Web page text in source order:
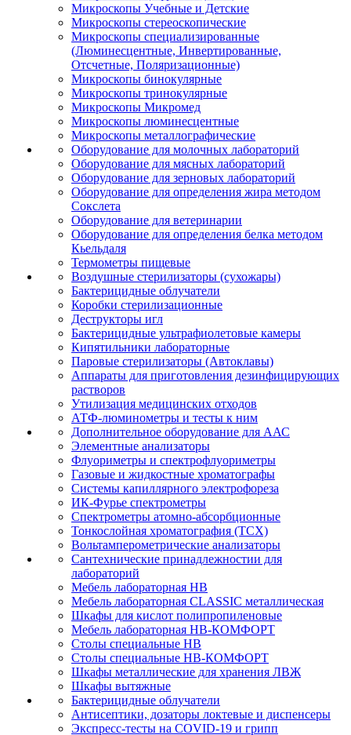
Микроскопы Учебные и Детские
Микроскопы стереоскопические
Микроскопы специализированные
(Люминесцентные, Инвертированные,
Отсчетные, Поляризационные)
Микроскопы бинокулярные
Микроскопы тринокулярные
Микроскопы Микромед
Микроскопы люминесцентные
Микроскопы металлографические
Оборудование для молочных лабораторий
Оборудование для мясных лабораторий
Оборудование для зерновых лабораторий
Оборудование для определения жира методом
Сокслета
Оборудование для ветеринарии
Оборудование для определения белка методом
Кьельдаля
Термометры пищевые
Воздушные стерилизаторы (сухожары)
Бактерицидные облучатели
Коробки стерилизационные
Деструкторы игл
Бактерицидные ультрафиолетовые камеры
Кипятильники лабораторные
Паровые стерилизаторы (Автоклавы)
Аппараты для приготовления дезинфицирующих
растворов
Утилизация медицинских отходов
АТФ-люминометры и тесты к ним
Дополнительное оборудование для ААС
Элементные анализаторы
Флуориметры и спектрофлуориметры
Газовые и жидкостные хроматографы
Системы капиллярного электрофореза
ИК-Фурье спектрометры
Спектрометры атомно-абсорбционные
Тонкослойная хроматография (ТСХ)
Вольтамперометрические анализаторы
Сантехнические принадлежностии для
лабораторий
Мебель лабораторная НВ
Мебель лабораторная CLASSIC металлическая
Шкафы для кислот полипропиленовые
Мебель лабораторная НВ-КОМФОРТ
Столы специальные НВ
Столы специальные НВ-КОМФОРТ
Шкафы металлические для хранения ЛВЖ
Шкафы вытяжные
Бактерицидные облучатели
Антисептики, дозаторы локтевые и диспенсеры
Экспресс-тесты на COVID-19 и грипп